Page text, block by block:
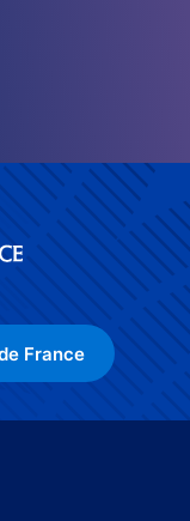
France